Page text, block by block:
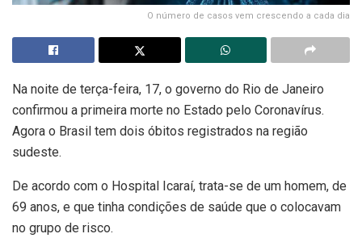
O número de casos vem crescendo a cada dia
Na noite de terça-feira, 17, o governo do Rio de Janeiro
confirmou a primeira morte no Estado pelo Coronavírus.
Agora o Brasil tem dois óbitos registrados na região
sudeste.
De acordo com o Hospital Icaraí, trata-se de um homem, de
69 anos, e que tinha condições de saúde que o colocavam
no grupo de risco.